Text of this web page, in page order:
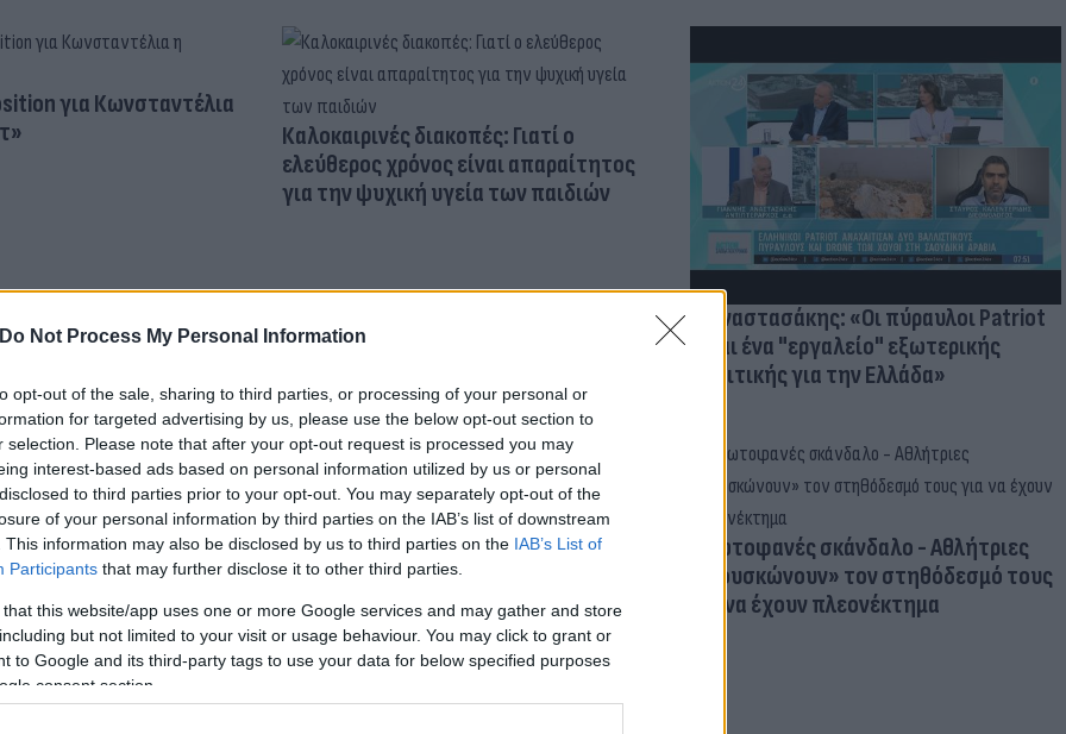
Do Not Process My Personal Information
opt-out of the sale, sharing to third parties, or processing of your personal or
for targeted advertising by us, please use the below opt-out section to
selection. Please note that after your opt-out request is processed you may
interest-based ads based on personal information utilized by us or personal
to third parties prior to your opt-out. You may separately opt-out of the
of your personal information by third parties on the IAB’s list of downstream
This information may also be disclosed by us to third parties on the IAB’s List of
Participants that may further disclose it to other third parties.
that this website/app uses one or more Google services and may gather and store
but not limited to your visit or usage behaviour. You may click to grant or
to Google and its third-party tags to use your data for below specified purposes
consent section.
για Κωνσταντέλια
Καλοκαιρινές διακοπές: Γιατί ο
ελεύθερος χρόνος είναι απαραίτητος
για την ψυχική υγεία των παιδιών
Γ. Αναστασάκης: «Οι πύραυλοι Patriot
είναι ένα "εργαλείο" εξωτερικής
πολιτικής για την Ελλάδα»
για τον καρκίνο των
θεραπεία και
τον όγκο
Πρωτοφανές σκάνδαλο - Aθλήτριες
«φουσκώνουν» τον στηθόδεσμό τους
για να έχουν πλεονέκτημα